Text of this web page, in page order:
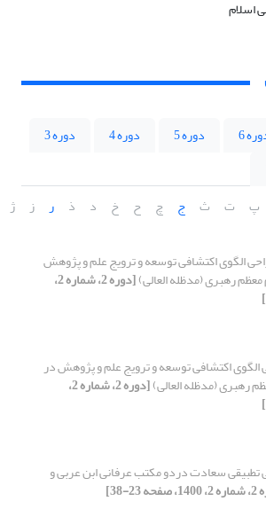
6 دوره 5 دوره 4
دوره 3
پ ت ث ج چ ح خ د ذ ر ز ژ
الگوی اکتشافی توسعه و ترویج علم و پژوهش
معظم رهبری (مدظله العالی) [دوره 2، شماره 2،
الگوی اکتشافی توسعه و ترویج علم و پژوهش در
رهبری (مدظله العالی) [دوره 2، شماره 2،
سعادت دردو مکتب عرفانی ابن عربی و
38]